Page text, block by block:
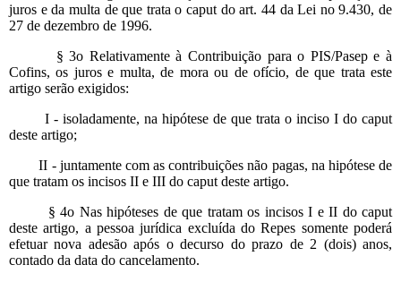
juros e da multa de que trata o caput do art. 44 da Lei no 9.430, de
27 de dezembro de 1996.
§ 3o Relativamente à Contribuição para o PIS/Pasep e à
Cofins, os juros e multa, de mora ou de ofício, de que trata este
artigo serão exigidos:
I - isoladamente, na hipótese de que trata o inciso I do caput
deste artigo;
II - juntamente com as contribuições não pagas, na hipótese de
que tratam os incisos II e III do caput deste artigo.
§ 4o Nas hipóteses de que tratam os incisos I e II do caput
deste artigo, a pessoa jurídica excluída do Repes somente poderá
efetuar nova adesão após o decurso do prazo de 2 (dois) anos,
contado da data do cancelamento.